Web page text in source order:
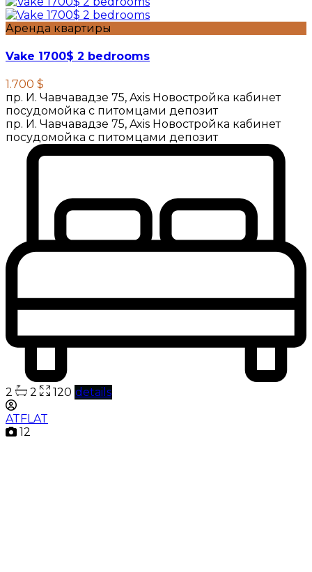
Аренда квартиры
Vake 1700$ 2 bedrooms
1.700 $
пр. И. Чавчавадзе 75, Axis Новостройка кабинет
посудомойка с питомцами депозит
пр. И. Чавчавадзе 75, Axis Новостройка кабинет
посудомойка с питомцами депозит
2 2 120 details
ATFLAT
12